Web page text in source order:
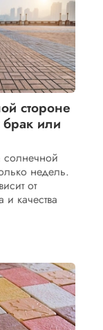
стороне
или
солнечной
недель.
от
и качества